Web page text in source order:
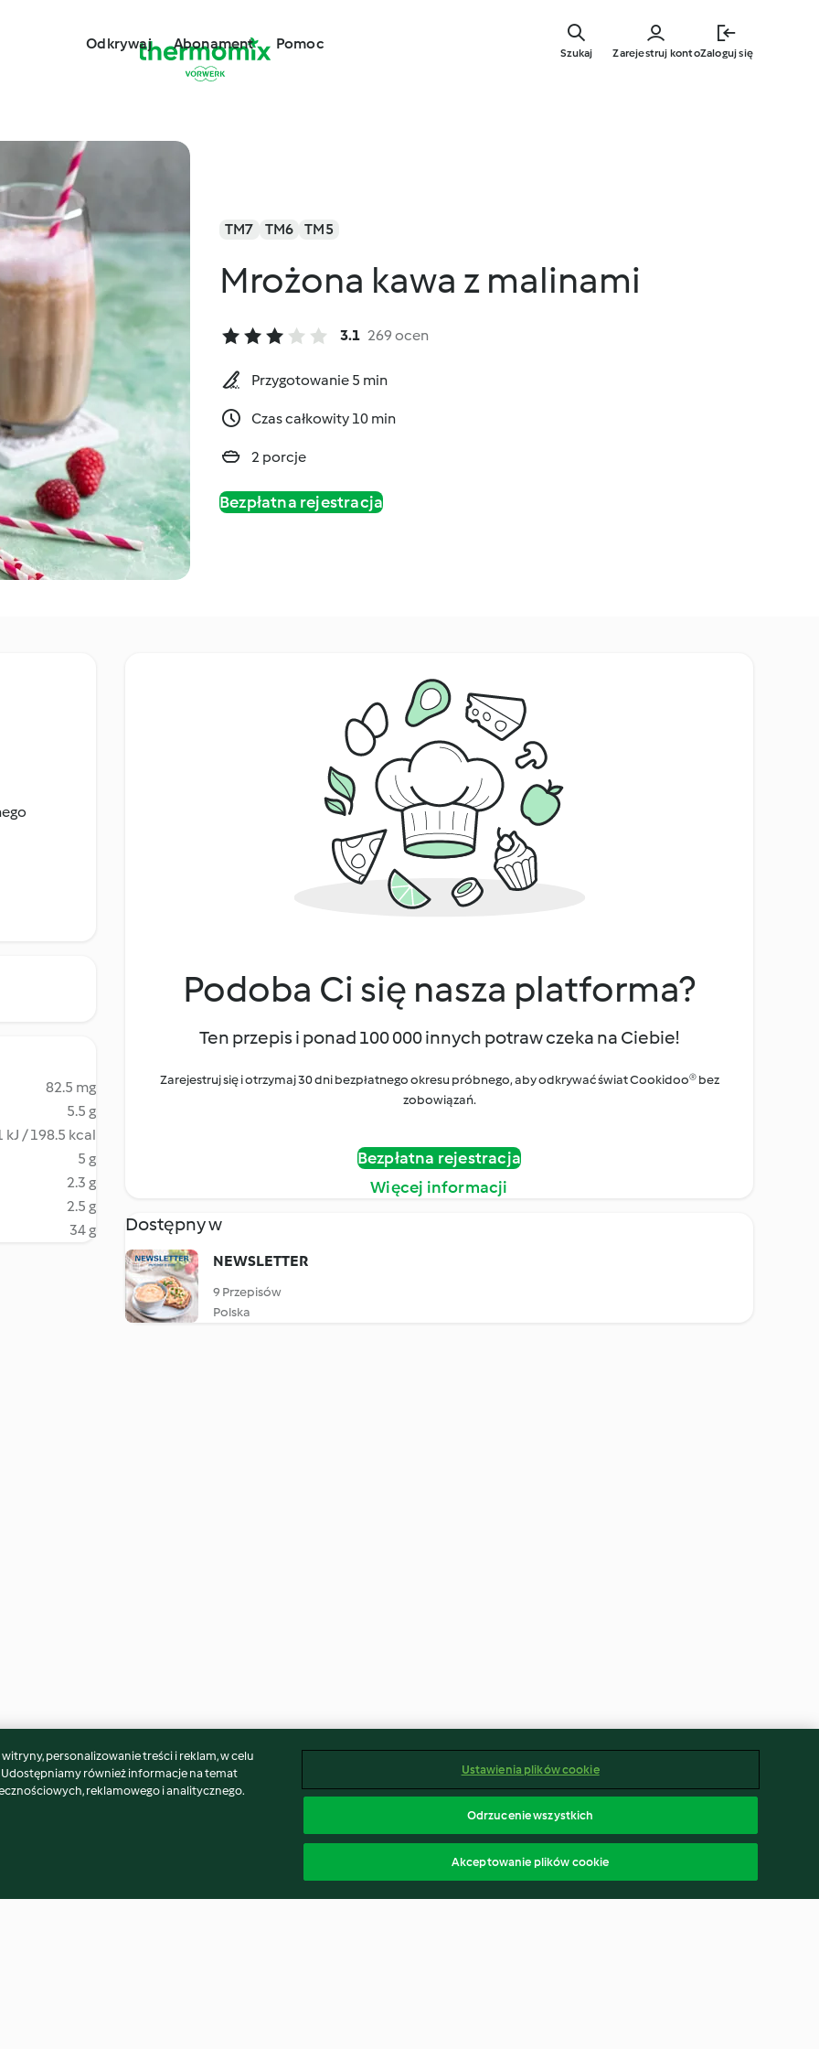
głównej
Odkrywaj Abonament Pomoc
Zarejestruj kontoZaloguj się
Szukaj
TM7 TM6 TM5
Mrożona kawa z malinami
3.1 269 ocen
Przygotowanie 5 min
Czas całkowity 10 min
2 porcje
Bezpłatna rejestracja
82.5 mg
5.5 g
kJ / 198.5 kcal
5 g
2.3 g
2.5 g
34 g
Podoba Ci się nasza platforma?
Ten przepis i ponad 100 000 innych potraw czeka na Ciebie!
Zarejestruj się i otrzymaj 30 dni bezpłatnego okresu próbnego, aby odkrywać świat Cookidoo® bez
zobowiązań.
Bezpłatna rejestracja
Więcej informacji
Dostępny w
NEWSLETTER
9 Przepisów
Polska
personalizowanie treści i reklam, w celu
również informacje na temat
reklamowego i analitycznego.
Ustawienia plików cookie
Odrzucenie wszystkich
Akceptowanie plików cookie